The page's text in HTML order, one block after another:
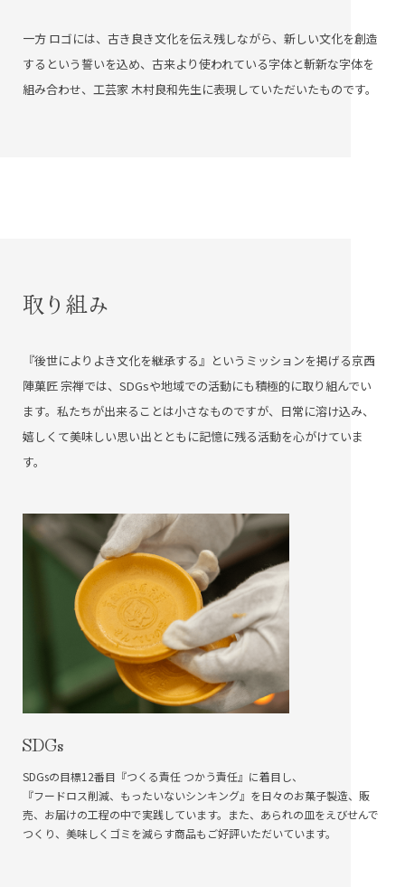
一方 ロゴには、古き良き文化を伝え残しながら、新しい文化を創造
するという誓いを込め、古来より使われている字体と斬新な字体を
組み合わせ、工芸家 木村良和先生に表現していただいたものです。
取り組み
『後世によりよき文化を継承する』というミッションを掲げる京西
陣菓匠 宗禅では、SDGsや地域での活動にも積極的に取り組んでい
ます。私たちが出来ることは小さなものですが、日常に溶け込み、
嬉しくて美味しい思い出とともに記憶に残る活動を心がけていま
す。
SDGs
SDGsの目標12番目『つくる責任 つかう責任』に着目し、
『フードロス削減、もったいないシンキング』を日々のお菓子製造、販
売、お届けの工程の中で実践しています。また、あられの皿をえびせんで
つくり、美味しくゴミを減らす商品もご好評いただいています。